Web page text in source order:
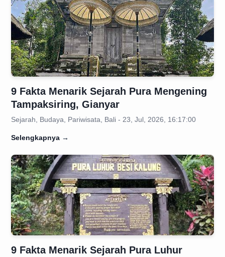
9 Fakta Menarik Sejarah Pura Mengening
Tampaksiring, Gianyar
Sejarah, Budaya, Pariwisata, Bali - 23, Jul, 2026, 16:17:00
Selengkapnya →
9 Fakta Menarik Sejarah Pura Luhur